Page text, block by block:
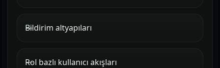
Bildirim altyapıları
Rol bazlı kullanıcı akışları